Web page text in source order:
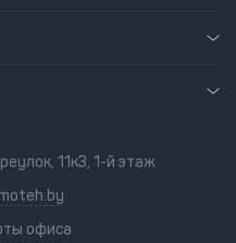
11к3, 1-й этаж
офиса